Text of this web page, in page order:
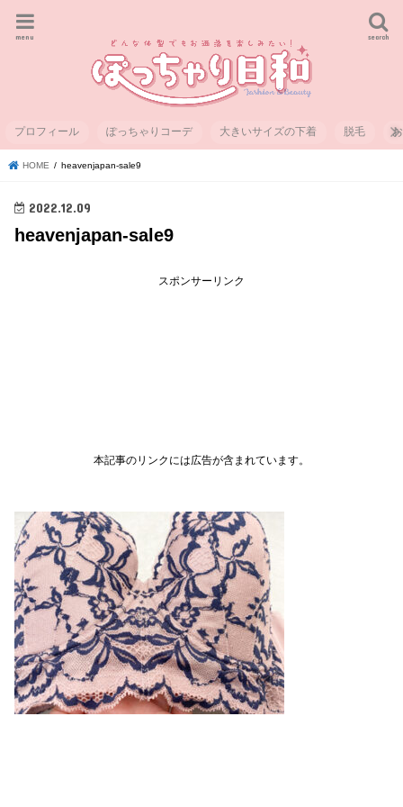
search
menu
プロフィール ぽっちゃりコーデ 大きいサイズの下着 脱毛
HOME heavenjapan-sale9
2022.12.09
heavenjapan-sale9
スポンサーリンク
本記事のリンクには広告が含まれています。